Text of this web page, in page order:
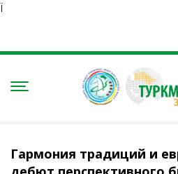
Ï
Гармония традиций и